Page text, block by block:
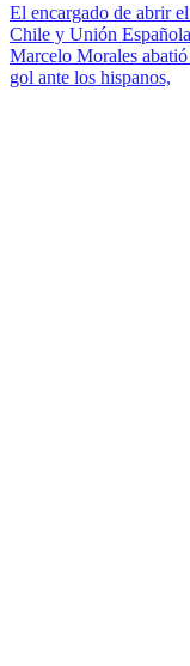
El encargado de abrir
Chile y Unión
Marcelo Morales
gol ante los hispanos,